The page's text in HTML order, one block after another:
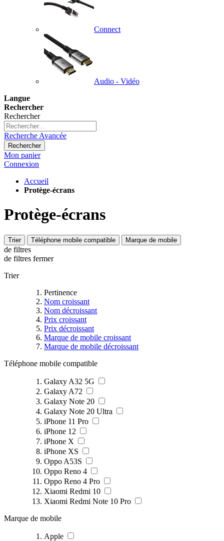
Connect
Audio - Vidéo
Langue
Rechercher
Rechercher
Recherche Avancée
Rechercher
Mon panier
Connexion
Accueil
Protège-écrans
Protège-écrans
Trier Téléphone mobile compatible Marque de mobile
de filtres
de filtres fermer
Trier
Pertinence
Nom croissant
Nom décroissant
Prix croissant
Prix décroissant
Marque de mobile croissant
Marque de mobile décroissant
Téléphone mobile compatible
Galaxy A32 5G
Galaxy A72
Galaxy Note 20
Galaxy Note 20 Ultra
iPhone 11 Pro
iPhone 12
iPhone X
iPhone XS
Oppo A53S
Oppo Reno 4
Oppo Reno 4 Pro
Xiaomi Redmi 10
Xiaomi Redmi Note 10 Pro
Marque de mobile
Apple